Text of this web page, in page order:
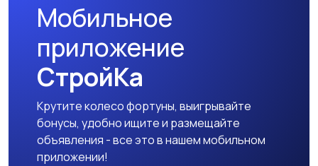
оборудование
Мобильное
приложение
СтройКа
Крутите колесо фортуны, выигрывайте
бонусы, удобно ищите и размещайте
объявления - все это в нашем мобильном
приложении!